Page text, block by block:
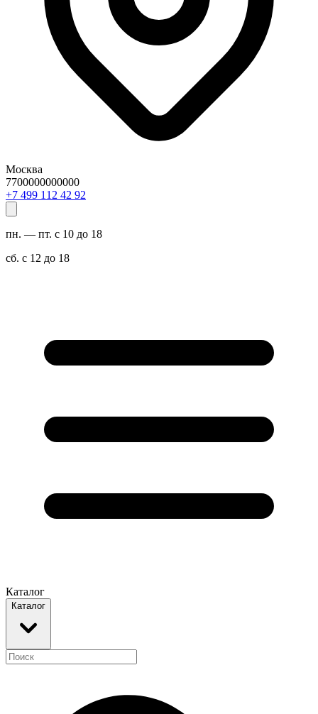
Москва
7700000000000
29 24 211 994 7+
пн. — пт. с 10 до 18
сб. с 12 до 18
Каталог
Каталог